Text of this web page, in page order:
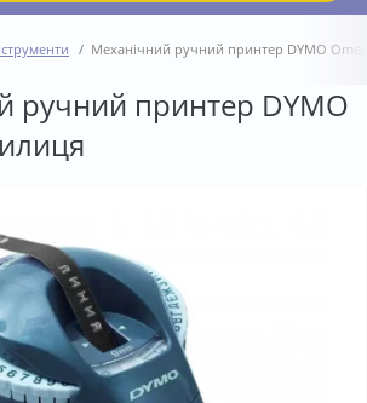
Механічний ручний принтер DYMO
ручний принтер DYMO